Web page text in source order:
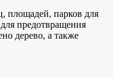
площадей, парков для
предотвращения
дерево, а также